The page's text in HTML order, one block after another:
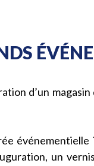
d’un
événementielle
un